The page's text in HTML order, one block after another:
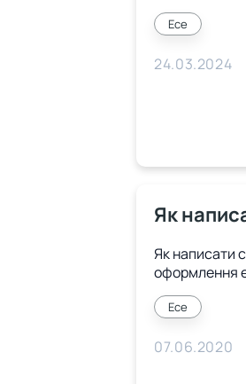
Есе
24.03.2024
Як
Як написати
оформлення
Есе
07.06.2020